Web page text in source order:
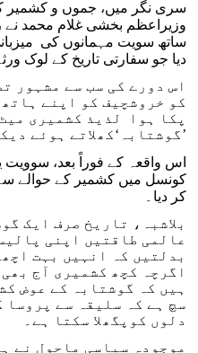
سری نگر میں، جموں و کشمیر
وزیراعظم بخشی غلام محمد
ساتھ سویت مہمانوں کی
دیا جو سفارتی تاریخ کے لوک
اس دورے کی سب سے مشہور
کو خروشچیف کو اپنے
پکا ہوا لذیذ کشمیری
’گوشتابہ‘کھلاتے ہوئے
اس واقعہ کے فوراً بعد، سوویت
کونسل میں کشمیر کے حوالے سے
کر دیا۔
بلاشبہ، تاریخ صرف ایک
عالمی طاقتیں اپنی
بدلتیں کہ انہیں بہت
اگرچہ کچھ کشمیری آج
ہیں کہ گوشتابہ کے عوض
سچ ہے کہ سلیقہ سے پروسا
دلوں کوپگھلا سکتا ہے۔